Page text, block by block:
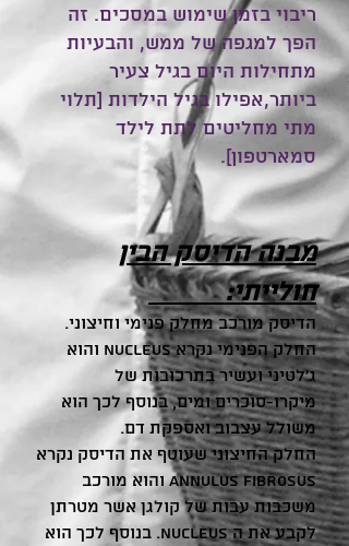
ריבוי בזמן שימוש במסכים. זה
הפך למגפה של ממש, והבעיות
מתחילות היום בגיל צעיר
ביותר,אפילו בגיל הילדות [תלוי
מתי מחליטים לתת לילד
סמארטפון].
מבנה הדיסק הבין
חולייתי:
הדיסק מורכב מחלק פנימי וחיצוני.
החלק הפנימי נקרא NUCLEUS והוא
ג'לטיני ועשיר בתרכובות של
מיקרו-סוכרים ומים, בנוסף לכך הוא
משולל עצבוב ואספקת דם.
החלק החיצוני שעוטף את הדיסק נקרא
ANNULUS FIBROSUS והוא מורכב
משכבות עבות של קולגן אשר מטרתן
לקבע את ה NUCLEUS. בנוסף לכך הוא